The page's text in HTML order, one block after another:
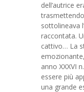
dell’autrice
sottolineava
raccontata.
cattivo… La
anno XXXVI
essere più
una grande